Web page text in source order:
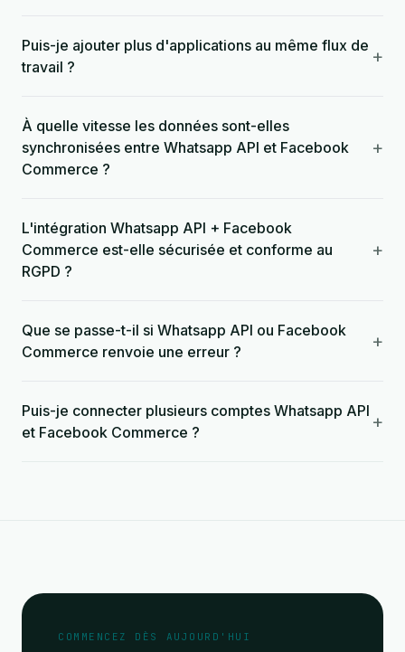
Puis-je ajouter plus d'applications au même flux de
travail ?
+
À quelle vitesse les données sont-elles
synchronisées entre Whatsapp API et Facebook
Commerce ?
+
L'intégration Whatsapp API + Facebook
Commerce est-elle sécurisée et conforme au
RGPD ?
+
Que se passe-t-il si Whatsapp API ou Facebook
Commerce renvoie une erreur ?
+
Puis-je connecter plusieurs comptes Whatsapp API
et Facebook Commerce ?
+
COMMENCEZ DÈS AUJOURD'HUI